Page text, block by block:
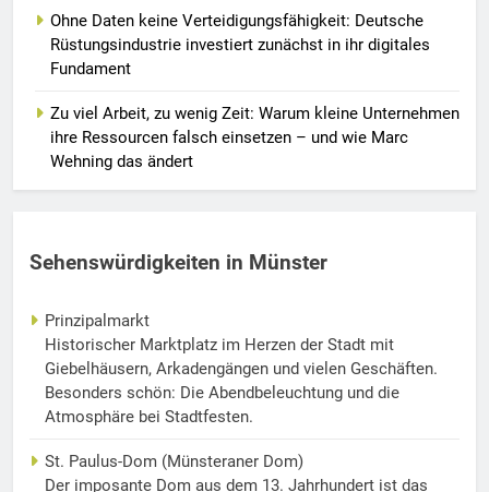
Ohne Daten keine Verteidigungsfähigkeit: Deutsche
Rüstungsindustrie investiert zunächst in ihr digitales
Fundament
Zu viel Arbeit, zu wenig Zeit: Warum kleine Unternehmen
ihre Ressourcen falsch einsetzen – und wie Marc
Wehning das ändert
Sehenswürdigkeiten in Münster
Prinzipalmarkt
Historischer Marktplatz im Herzen der Stadt mit
Giebelhäusern, Arkadengängen und vielen Geschäften.
Besonders schön: Die Abendbeleuchtung und die
Atmosphäre bei Stadtfesten.
St. Paulus-Dom (Münsteraner Dom)
Der imposante Dom aus dem 13. Jahrhundert ist das